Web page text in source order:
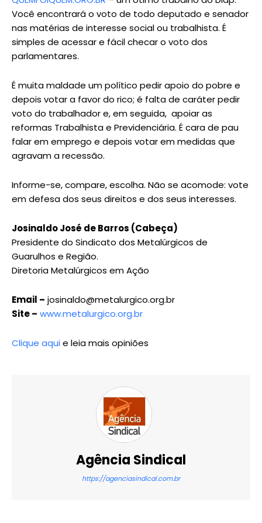
Você encontrará o voto de todo deputado e senador
nas matérias de interesse social ou trabalhista. É
simples de acessar e fácil checar o voto dos
parlamentares.
É muita maldade um político pedir apoio do pobre e
depois votar a favor do rico; é falta de caráter pedir
voto do trabalhador e, em seguida, apoiar as
reformas Trabalhista e Previdenciária. É cara de pau
falar em emprego e depois votar em medidas que
agravam a recessão.
Informe-se, compare, escolha. Não se acomode: vote
em defesa dos seus direitos e dos seus interesses.
Josinaldo José de Barros (Cabeça)
Presidente do Sindicato dos Metalúrgicos de
Guarulhos e Região.
Diretoria Metalúrgicos em Ação
Email – josinaldo@metalurgico.org.br
Site – www.metalurgico.org.br
Clique aquie leia mais opiniões
Agência Sindical
https://agenciasindical.com.br